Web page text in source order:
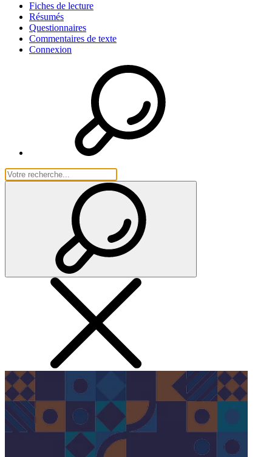
Fiches de lecture
Résumés
Questionnaires
Commentaires de texte
Connexion